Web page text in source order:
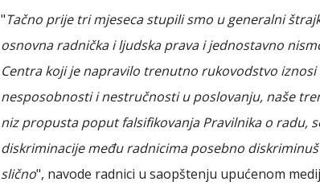
"Tačno prije tri mjeseca stupili smo u generalni
osnovna radnička i ljudska prava i jednostavno
Centra koji je napravilo trenutno rukovodstvo iznosi
nesposobnosti i nestručnosti u poslovanju, naše
niz propusta poput falsifikovanja Pravilnika o radu,
diskriminacije među radnicima posebno
slično", navode radnici u saopštenju upućenom